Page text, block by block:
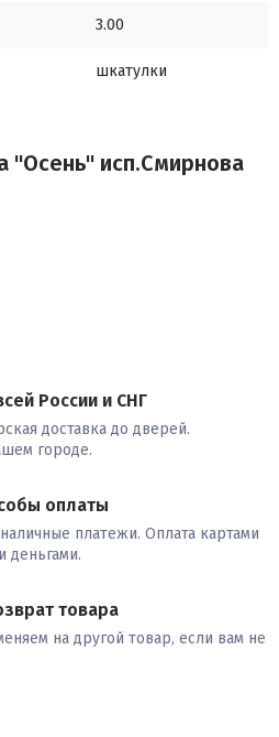
3.00
шкатулки
"Осень" исп.Смирнова
России и СНГ
доставка до дверей.
городе.
оплаты
платежи. Оплата картами
деньгами.
товара
на другой товар, если вам не